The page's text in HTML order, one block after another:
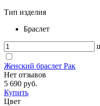
Тип изделия
Браслет
Женский браслет Рак
Нет отзывов
5 690 руб.
Купить
Цвет